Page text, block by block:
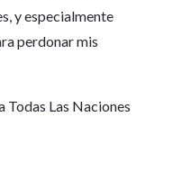
y especialmente
perdonar mis
Las Naciones